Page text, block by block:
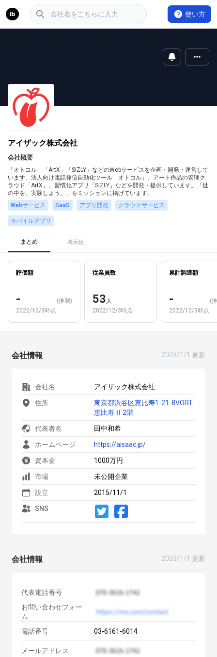
使い方
アイザック株式会社
会社概要
「オトコル」「ArtX」「SIZLY」などのWebサービスを企画・開発・運営して
います。法人向け電話発信自動化ツール「オトコル」、アート作品の管理ク
ラウド「ArtX」、習慣化アプリ「SIZLY」などを開発・提供しています。「世
の中を、実験しよう。」をミッションに掲げています。
Webサービス
SaaS アプリ開発 クラウドサービス
モバイルアプリ
まとめ 掲示板
評価額
-
(推測)
2022/12/3時点
従業員数
53 人
2022/12/3時点
累計調達額
-
(
2022/12/3時点
会社情報 2023/1/1 更新
会社名 アイザック株式会社
住所
東京都渋谷区恵比寿1-21-8VORT
恵比寿Ⅲ 2階
代表者名 田中和希
ホームページ https://aisaac.jp/
資本金 1000万円
市場 未公開企業
設立 2015/11/1
SNS
会社情報 2023/1/1 更新
代表電話番号
お問い合わせフォー
ム
電話番号
03-6161-6014
メールアドレス